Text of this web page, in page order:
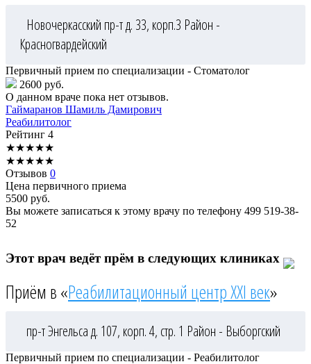
Новочеркасский пр-т д. 33, корп.3 Район -
Красногвардейский
Первичный прием по специализации - Стоматолог
2600 руб.
О данном враче пока нет отзывов.
Гаймаранов Шамиль Дамирович
Реабилитолог
Рейтинг 4
★★★★★
★★★★★
Отзывов 0
Цена первичного приема
5500 руб.
Вы можете записаться к этому врачу по телефону 499 519-38-
52
Этот врач ведёт прём в следующих клиниках
Приём в «Реабилитационный центр XXI век»
пр-т Энгельса д. 107, корп. 4, стр. 1 Район - Выборгский
Первичный прием по специализации - Реабилитолог